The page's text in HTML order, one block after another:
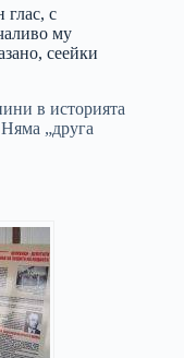
глас, с
му
сеейки
в историята
„друга